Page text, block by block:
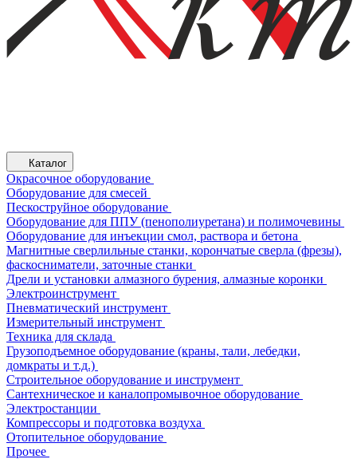
Каталог
Окрасочное оборудование
Оборудование для смесей
Пескоструйное оборудование
Оборудование для ППУ (пенополиуретана) и полимочевины
Оборудование для инъекции смол, раствора и бетона
Магнитные сверлильные станки, корончатые сверла (фрезы),
фаскосниматели, заточные станки
Дрели и установки алмазного бурения, алмазные коронки
Электроинструмент
Пневматический инструмент
Измерительный инструмент
Техника для склада
Грузоподъемное оборудование (краны, тали, лебедки,
домкраты и т.д.)
Строительное оборудование и инструмент
Сантехническое и каналопромывочное оборудование
Электростанции
Компрессоры и подготовка воздуха
Отопительное оборудование
Прочее